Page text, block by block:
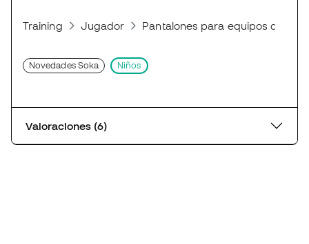
Training Jugador Pantalones para equipos de
Novedades Soka Niños
Valoraciones (6)